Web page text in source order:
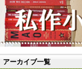
アーカイブ一覧